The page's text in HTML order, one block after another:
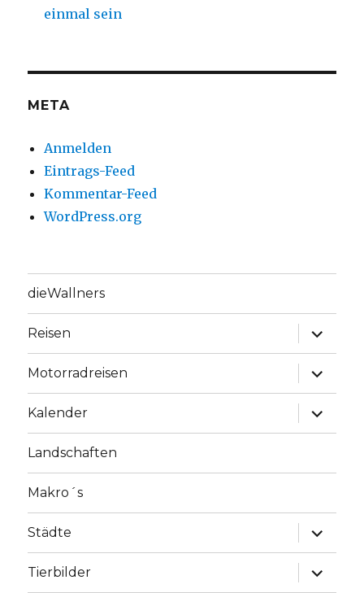
einmal sein
META
Anmelden
Eintrags-Feed
Kommentar-Feed
WordPress.org
dieWallners
Reisen
Motorradreisen
Kalender
Landschaften
Makro´s
Städte
Tierbilder